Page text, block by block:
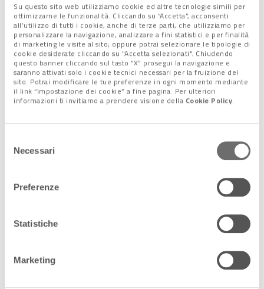
Su questo sito web utilizziamo cookie ed altre tecnologie simili per
ottimizzarne le funzionalità. Cliccando su “Accetta”, acconsenti
all’utilizzo di tutti i cookie, anche di terze parti, che utilizziamo per
personalizzare la navigazione, analizzare a fini statistici e per finalità
di marketing le visite al sito; oppure potrai selezionare le tipologie di
cookie desiderate cliccando su "Accetta selezionati". Chiudendo
questo banner cliccando sul tasto “X” prosegui la navigazione e
saranno attivati solo i cookie tecnici necessari per la fruizione del
sito. Potrai modificare le tue preferenze in ogni momento mediante
il link “Impostazione dei cookie” a fine pagina. Per ulteriori
informazioni ti invitiamo a prendere visione della Cookie Policy.
delNecessari
Preferenze
Statistiche
Marketing
Il cinghiale in ocra rossa scoperto a Sulawesi, in Indonesia @ Griffith